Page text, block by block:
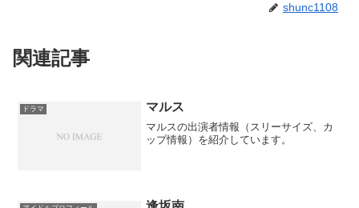
shunc1108
関連記事
ドラマ マルス
マルスの出演者情報（スリーサイズ、カ
ップ情報）を紹介しています。